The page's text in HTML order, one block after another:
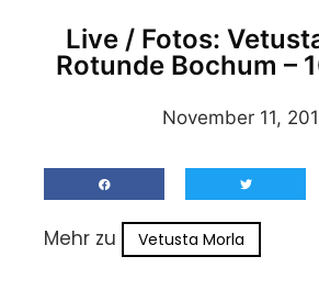
Live / Fotos:
Rotunde Bochum –
November 11,
Mehr zu Vetusta Morla